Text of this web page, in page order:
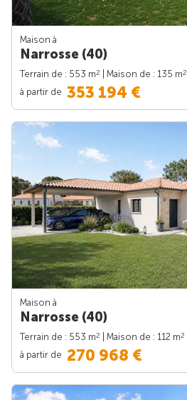
Maison à
Narrosse (40)
Terrain de : 553 m2 | Maison de : 135 m2
à partir de 353 194 €
Maison à
Narrosse (40)
Terrain de : 553 m2 | Maison de : 112 m2
à partir de 270 968 €